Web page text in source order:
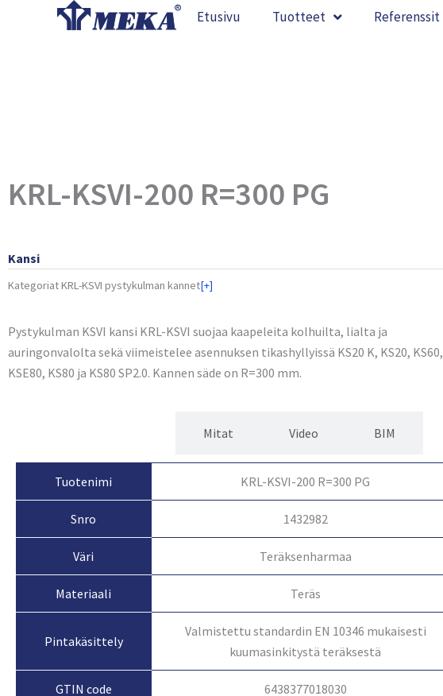
Etusivu Tuotteet Referenssit
KRL-KSVI-200 R=300 PG
Kansi
KategoriatKRL-KSVI pystykulman kannet[+]
Pystykulman KSVI kansi KRL-KSVI suojaa kaapeleita kolhuilta, lialta ja
auringonvalolta sekä viimeistelee asennuksen tikashyllyissä KS20 K, KS20, KS60,
KSE80, KS80 ja KS80 SP2.0. Kannen säde on R=300 mm.
Mitat Video BIM
Tuotenimi KRL-KSVI-200 R=300 PG
Snro 1432982
Väri Teräksenharmaa
Materiaali Teräs
Pintakäsittely
Valmistettu standardin EN 10346 mukaisesti
kuumasinkitystä teräksestä
GTIN code 6438377018030